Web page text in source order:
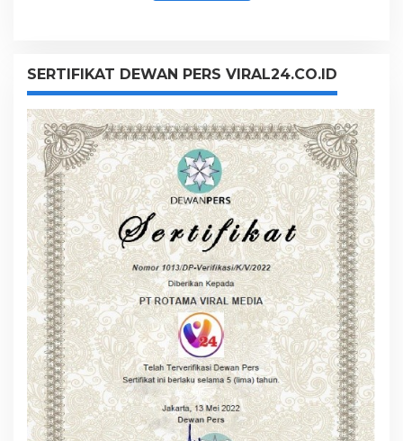
SERTIFIKAT DEWAN PERS VIRAL24.CO.ID